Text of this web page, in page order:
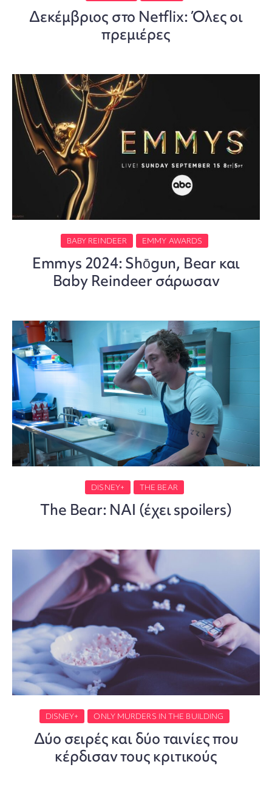
Δεκέμβριος στο Netflix: Όλες οι
πρεμιέρες
BABY REINDEER EMMY AWARDS
Emmys 2024: Shōgun, Bear και
Baby Reindeer σάρωσαν
DISNEY+ THE BEAR
The Bear: ΝΑΙ (έχει spoilers)
DISNEY+ ONLY MURDERS IN THE BUILDING
Δύο σειρές και δύο ταινίες που
κέρδισαν τους κριτικούς